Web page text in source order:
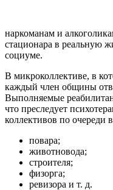
наркоманам и
стационара в реальную
социуме.
В микроколлективе, в
каждый член общины
Выполняемые
что преследует
коллективов по очереди
повара;
животновода;
строителя;
физорга;
ревизора и т. д.